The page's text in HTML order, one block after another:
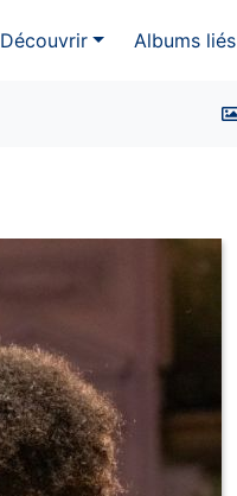
Découvrir Albums liés